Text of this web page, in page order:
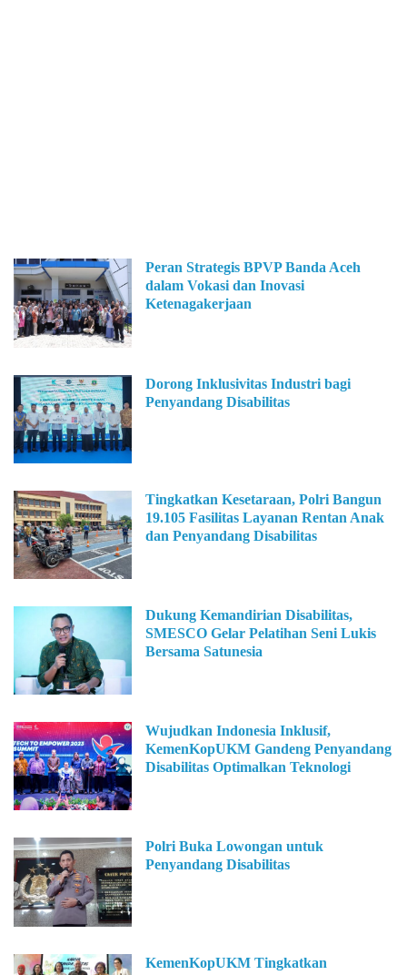
Peran Strategis BPVP Banda Aceh
dalam Vokasi dan Inovasi
Ketenagakerjaan
Dorong Inklusivitas Industri bagi
Penyandang Disabilitas
Tingkatkan Kesetaraan, Polri Bangun
19.105 Fasilitas Layanan Rentan Anak
dan Penyandang Disabilitas
Dukung Kemandirian Disabilitas,
SMESCO Gelar Pelatihan Seni Lukis
Bersama Satunesia
Wujudkan Indonesia Inklusif,
KemenKopUKM Gandeng Penyandang
Disabilitas Optimalkan Teknologi
Polri Buka Lowongan untuk
Penyandang Disabilitas
KemenKopUKM Tingkatkan